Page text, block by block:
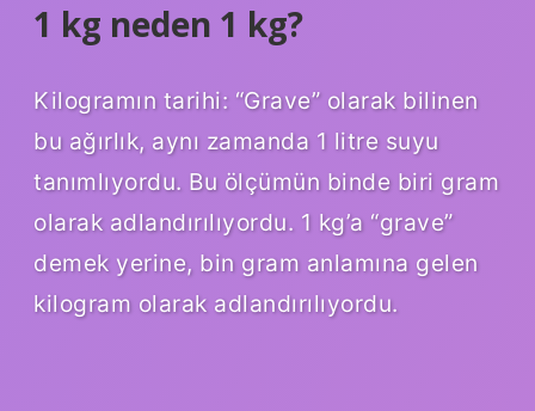
1 kg neden 1 kg?
Kilogramın tarihi: “Grave” olarak bilinen
bu ağırlık, aynı zamanda 1 litre suyu
tanımlıyordu. Bu ölçümün binde biri gram
olarak adlandırılıyordu. 1 kg’a “grave”
demek yerine, bin gram anlamına gelen
kilogram olarak adlandırılıyordu.